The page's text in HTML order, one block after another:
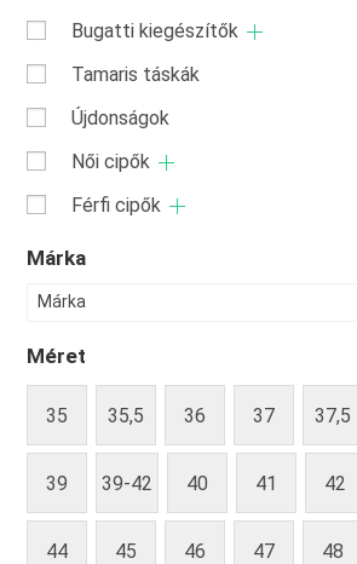
Bugatti kiegészítők
Tamaris táskák
Újdonságok
Női cipők
Férfi cipők
Márka
Márka
Méret
35 35,5 36 37 37,5
39 39-42 40 41 42
44 45 46 47 48